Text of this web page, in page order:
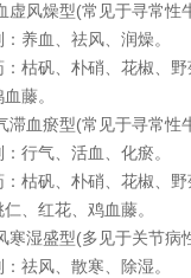
风燥型(常见于寻常性
血、祛风、润燥。
矾、朴硝、花椒、野
藤。
血瘀型(常见于寻常性
气、活血、化瘀。
矾、朴硝、花椒、野
、红花、鸡血藤。
湿盛型(多见于关节病
风、散寒、除湿。